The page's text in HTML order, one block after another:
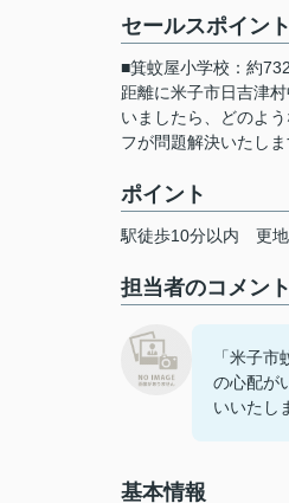
セールスポイント
■箕蚊屋小学校：約
距離に米子市日吉津
いましたら、どのよ
フが問題解決いたし
ポイント
駅徒歩10分以内 更
担当者のコメント
「米子
の心配が
いいたし
基本情報